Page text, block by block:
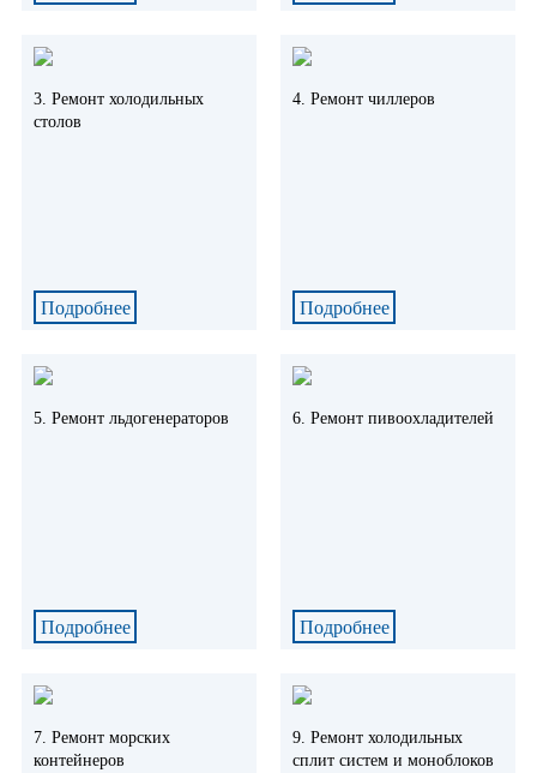
3. Ремонт холодильных
столов
Подробнее
4. Ремонт чиллеров
Подробнее
5. Ремонт льдогенераторов
Подробнее
6. Ремонт пивоохладителей
Подробнее
7. Ремонт морских
контейнеров
9. Ремонт холодильных
сплит систем и моноблоков